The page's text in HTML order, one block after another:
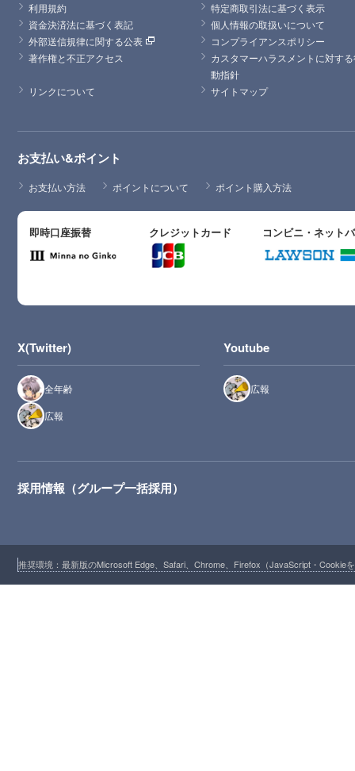
利用規約
特定商取引法に基づく表示
資金決済法に基づく表記
個人情報の取扱いについて
外部送信規律に関する公表
コンプライアンスポリシー
著作権と不正アクセス
カスタマーハラスメントに対す
動指針
リンクについて
サイトマップ
お支払い&ポイント
お支払い方法 ポイントについて ポイント購入方法
即時口座振替 クレジットカード コンビニ・ネット
X(Twitter)
全年齢
広報
Youtube
広報
採用情報（グループ一括採用）
推奨環境：最新版のMicrosoft Edge、Safari、Chrome、Firefox（JavaScript・Cookie